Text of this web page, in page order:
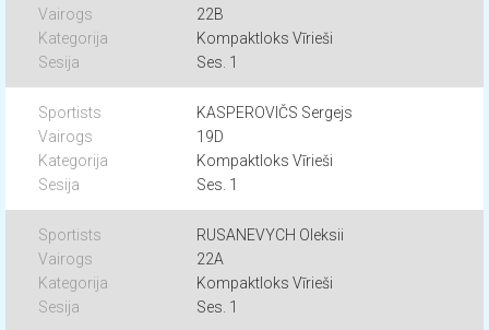
22B
Kompaktloks Vīrieši
Ses. 1
KASPEROVIČS Sergejs
19D
Kompaktloks Vīrieši
Ses. 1
RUSANEVYCH Oleksii
22A
Kompaktloks Vīrieši
Ses. 1